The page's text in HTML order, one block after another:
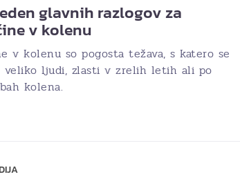
glavnih razlogov za
v kolenu
v kolenu so pogosta težava, s katero se
veliko ljudi, zlasti v zrelih letih ali po
kolena.